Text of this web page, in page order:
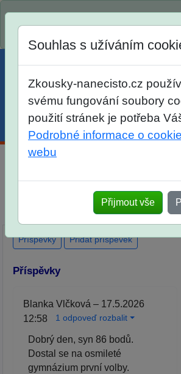
Spustili jsme přihlašování na školní rok
SŠ? Vaše ohlasy po skutečných
přijímacích zkouškách
Souhlas s užíváním
Zkousky-nanecisto.cz
svému fungování soubory
použití stránek je potřeba
Podrobné informace o
webu
Přijmout vše
Příspěvky Přidat příspěvek
Příspěvky
Blanka Vlčková – 17.5.2026
12:58
1 odpoveď rozbalit
Dobrý den, syn 86 bodů.
Dostal se na osmileté
gymnázium první volby.